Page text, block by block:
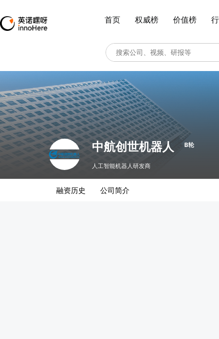
首页 权威榜 价值榜
中航创世机器人 B轮
人工智能机器人研发商
融资历史 公司简介